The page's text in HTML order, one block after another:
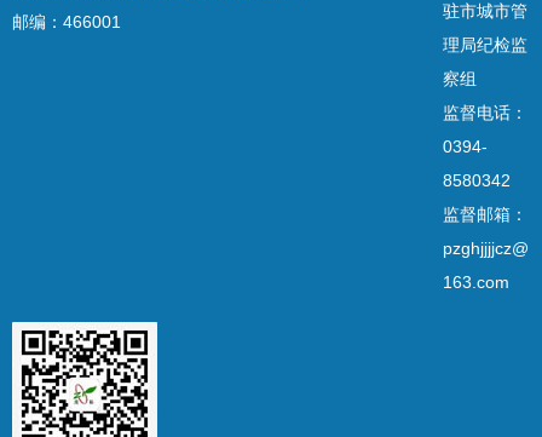
邮编：466001
驻市城市管
理局纪检监
察组
监督电话：
0394-
8580342
监督邮箱：
pzghjjjjcz@
163.com
周口市 市长热线： 12345
驻市农业农村局纪检组：
监督电话 0394-8211398